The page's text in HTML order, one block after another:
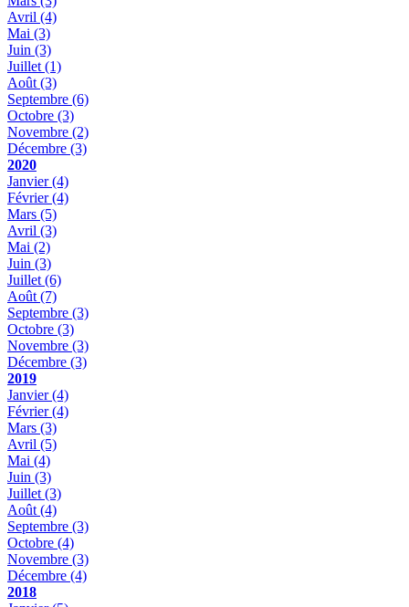
Avril (4)
Mai (3)
Juin (3)
Juillet (1)
Août (3)
Septembre (6)
Octobre (3)
Novembre (2)
Décembre (3)
2020
Janvier(4)
Février(4)
Mars (5)
Avril (3)
Mai (2)
Juin (3)
Juillet (6)
Août (7)
Septembre (3)
Octobre (3)
Novembre (3)
Décembre (3)
2019
Janvier(4)
Février(4)
Mars (3)
Avril (5)
Mai (4)
Juin (3)
Juillet (3)
Août (4)
Septembre (3)
Octobre (4)
Novembre (3)
Décembre (4)
2018